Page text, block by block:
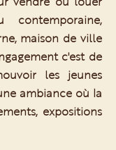
maison de ville
c'est de
les jeunes
ambiance où la
expositions